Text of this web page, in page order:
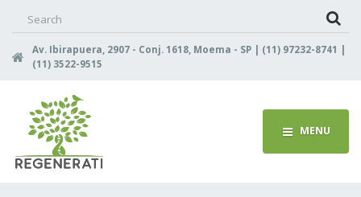
Av. Ibirapuera, 2907 - Conj. 1618, Moema - SP | (11) 97232-8741 |
(11) 3522-9515
MENU